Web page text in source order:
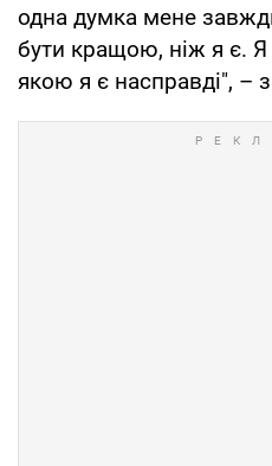
одна думка мене
бути кращою, ніж я є.
якою я є насправді", –